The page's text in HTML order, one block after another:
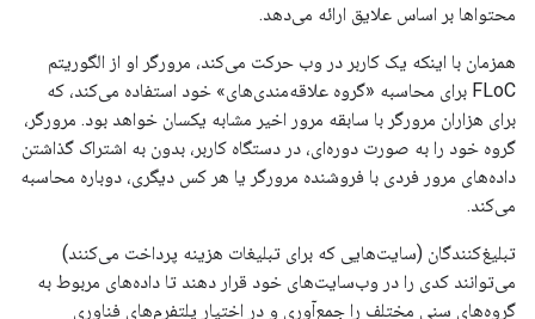
محتواها بر اساس علایق ارائه می‌دهد.
همزمان با اینکه یک کاربر در وب حرکت می‌کند، مرورگر او از الگوریتم
FLoC برای محاسبه «گروه علاقه‌مندی‌های» خود استفاده می‌کند، که
برای هزاران مرورگر با سابقه مرور اخیر مشابه یکسان خواهد بود. مرورگر،
گروه خود را به صورت دوره‌ای، در دستگاه کاربر، بدون به اشتراک گذاشتن
داده‌های مرور فردی با فروشنده مرورگر یا هر کس دیگری، دوباره محاسبه
می‌کند.
تبلیغ‌کنندگان (سایت‌هایی که برای تبلیغات هزینه پرداخت می‌کنند)
می‌توانند کدی را در وب‌سایت‌های خود قرار دهند تا داده‌های مربوط به
گروه‌های سنی مختلف را جمع‌آوری و در اختیار پلتفرم‌های فناوری